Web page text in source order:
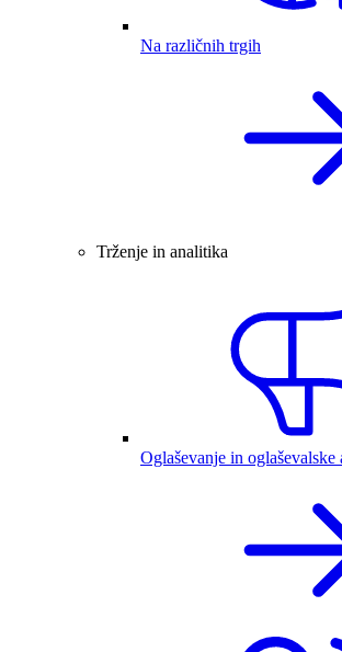
Na različnih trgih
Trženje in analitika
Oglaševanje in oglaševalske